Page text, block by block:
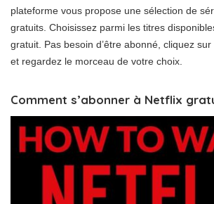
plateforme vous propose une sélection de
gratuits. Choisissez parmi les titres
gratuit. Pas besoin d’être abonné, cliquez
et regardez le morceau de votre choix.
Comment s’abonner à Netflix